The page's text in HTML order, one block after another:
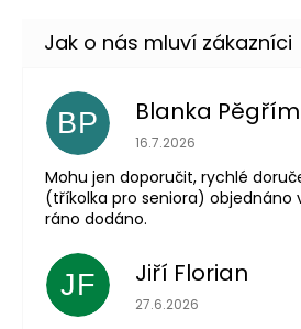
BP Blanka
Hodnocení obchodu
16.7.2026
Mohu jen doporučit, rychlé
(tříkolka pro seniora) objednáno
ráno dodáno.
JF Jiří Florian
Hodnocení obchodu
27.6.2026